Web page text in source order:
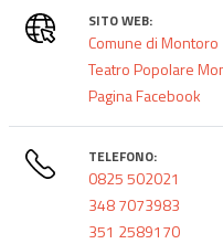
SITO WEB:
Comune di Montoro
Teatro Popolare
Pagina Facebook
TELEFONO:
0825 502021
348 7073983
351 2589170